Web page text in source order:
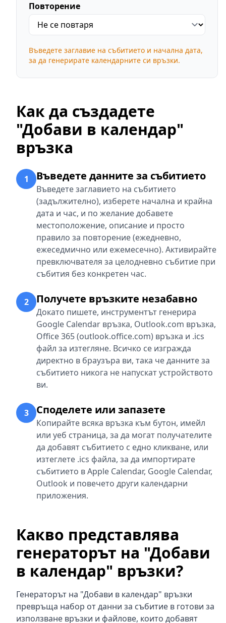
Повторение
Въведете заглавие на събитието и начална дата,
за да генерирате календарните си връзки.
Как да създадете
"Добави в календар"
връзка
1 Въведете данните за събитието
Въведете заглавието на събитието
(задължително), изберете начална и крайна
дата и час, и по желание добавете
местоположение, описание и просто
правило за повторение (ежедневно,
ежеседмично или ежемесечно). Активирайте
превключвателя за целодневно събитие при
събития без конкретен час.
2 Получете връзките незабавно
Докато пишете, инструментът генерира
Google Calendar връзка, Outlook.com връзка,
Office 365 (outlook.office.com) връзка и .ics
файл за изтегляне. Всичко се изгражда
директно в браузъра ви, така че данните за
събитието никога не напускат устройството
ви.
3 Споделете или запазете
Копирайте всяка връзка към бутон, имейл
или уеб страница, за да могат получателите
да добавят събитието с едно кликване, или
изтеглете .ics файла, за да импортирате
събитието в Apple Calendar, Google Calendar,
Outlook и повечето други календарни
приложения.
Какво представлява
генераторът на "Добави
в календар" връзки?
Генераторът на "Добави в календар" връзки
превръща набор от данни за събитие в готови за
използване връзки и файлове, които добавят